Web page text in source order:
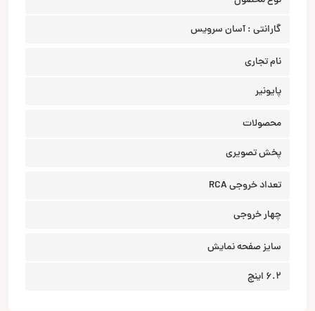
گارانتی : آسان سرویس
نام تجاری
پایونیر
محصولات
پخش تصویری
تعداد خروجی RCA
چهار خروجی
سایز صفحه نمایش
6.2 اینچ